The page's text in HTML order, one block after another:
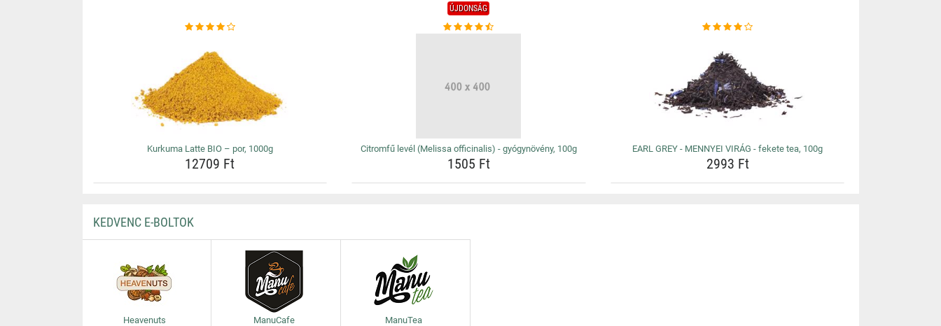
Kurkuma Latte BIO – por, 1000g
12709 Ft
ÚJDONSÁG
Citromfű levél (Melissa officinalis) - gyógynövény, 100g
1505 Ft
EARL GREY - MENNYEI VIRÁG - fekete tea, 100g
2993 Ft
KEDVENC E-BOLTOK
Heavenuts ManuCafe ManuTea